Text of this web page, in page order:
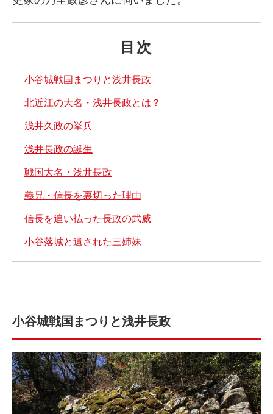
目次
小谷城戦国まつりと浅井長政
北近江の大名・浅井長政とは？
浅井久政の挙兵
浅井長政の誕生
戦国大名・浅井長政
義兄・信長を裏切った理由
信長を追い払った長政の武威
小谷落城と遺された三姉妹
小谷城戦国まつりと浅井長政